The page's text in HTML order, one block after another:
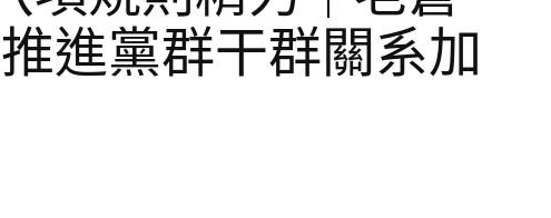
進黨群干群關系加